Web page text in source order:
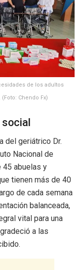
de los adultos
Chendo Fx)
del geriátrico Dr.
Nacional de
45 abuelas y
tienen más de 40
de cada semana
balanceada,
vital para una
a las